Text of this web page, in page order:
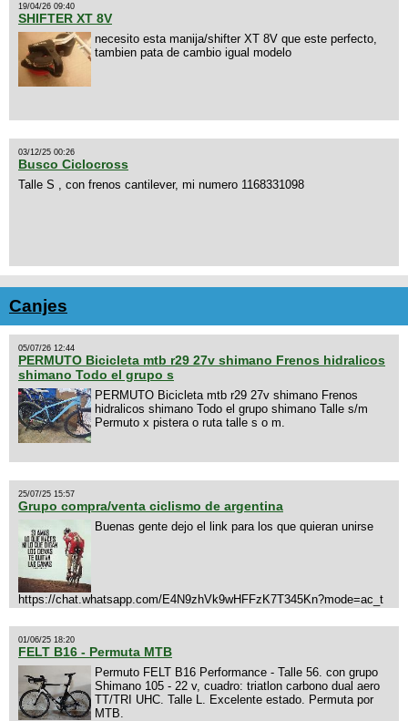
19/04/26 09:40
SHIFTER XT 8V
necesito esta manija/shifter XT 8V que este perfecto,
tambien pata de cambio igual modelo
03/12/25 00:26
Busco Ciclocross
Talle S , con frenos cantilever, mi numero 1168331098
Canjes
05/07/26 12:44
PERMUTO Bicicleta mtb r29 27v shimano Frenos hidralicos
shimano Todo el grupo s
PERMUTO Bicicleta mtb r29 27v shimano Frenos
hidralicos shimano Todo el grupo shimano Talle s/m
Permuto x pistera o ruta talle s o m.
25/07/25 15:57
Grupo compra/venta ciclismo de argentina
Buenas gente dejo el link para los que quieran unirse
https://chat.whatsapp.com/E4N9zhVk9wHFFzK7T345Kn?mode=ac_t
01/06/25 18:20
FELT B16 - Permuta MTB
Permuto FELT B16 Performance - Talle 56. con grupo
Shimano 105 - 22 v, cuadro: triatlon carbono dual aero
TT/TRI UHC. Talle L. Excelente estado. Permuta por
MTB.